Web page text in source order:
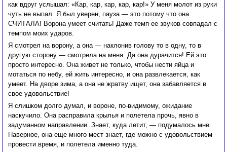
как вдруг услышал: «Кар, кар, кар, кар, кар!» У меня молот из руки
чуть не выпал. Я был уверен, пауза — это потому что она
СЧИТАЛА! Ворона умеет считать! Даже темп ее звуков совпадал с
темпом моих ударов.
Я смотрел на ворону, а она — наклонив голову то в одну, то в
другую сторону — смотрела на меня. Да она дурачится! Ей это
просто интересно. Она живет не только, чтобы нести яйца и
мотаться по небу, ей жить интересно, и она развлекается, как
умеет. На дворе зима, а она не жратву ищет, она забавляется в
свое удовольствие!
Я слишком долго думал, и вороне, по-видимому, ожидание
наскучило. Она расправила крылья и полетела прочь, явно в
задуманном направлении. Знает, куда летит, — подумалось мне.
Наверное, она еще много мест знает, где можно с удовольствием
провести время, и полетела именно туда.